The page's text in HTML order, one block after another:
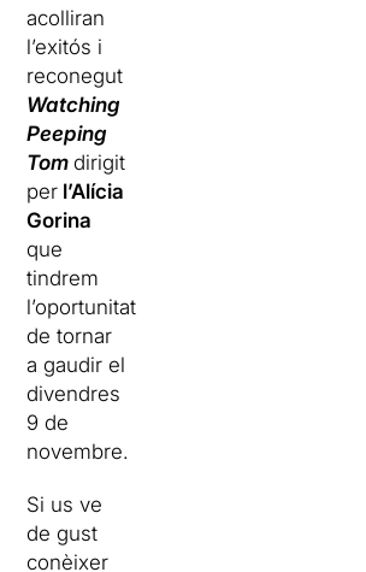
acolliran
l’exitós i
reconegut
Watching
Peeping
Tomdirigit
per l’Alícia
Gorina
que
tindrem
l’oportunitat
de tornar
a gaudir el
divendres
9 de
novembre.
Si us ve
de gust
conèixer